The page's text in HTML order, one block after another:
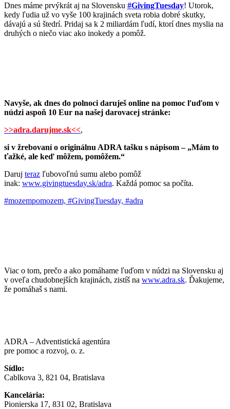
Dnes máme prvýkrát aj na Slovensku #GivingTuesday! Utorok,
kedy ľudia už vo vyše 100 krajinách sveta robia dobré skutky,
dávajú a sú štedrí. Pridaj sa k 2 miliardám ľudí, ktorí dnes myslia na
druhých o niečo viac ako inokedy a pomôž.
Navyše, ak dnes do polnoci daruješ online na pomoc ľuďom v
núdzi aspoň 10 Eur na našej darovacej stránke:
>>adra.darujme.sk<<,
si v žrebovaní o originálnu ADRA tašku s nápisom – „Mám to
ťažké, ale keď môžem, pomôžem.“
Daruj teraz ľubovoľnú sumu alebo pomôž
inak: www.givingtuesday.sk/adra. Každá pomoc sa počíta.
#mozempomozem, #GivingTuesday, #adra
Viac o tom, prečo a ako pomáhame ľuďom v núdzi na Slovensku aj
v oveľa chudobnejších krajinách, zistíš na www.adra.sk. Ďakujeme,
že pomáhaš s nami.
ADRA – Adventistická agentúra
pre pomoc a rozvoj, o. z.
Sídlo:
Cablkova 3, 821 04, Bratislava
Kancelária:
Pionierska 17, 831 02, Bratislava